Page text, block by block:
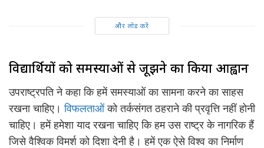
और लोड करें
विद्यार्थियों को समस्याओं से जूझने का किया आह्वान
उपराष्ट्रपति ने कहा कि हमें समस्याओं का सामना करने का साहस
रखना चाहिए।विफलताओंको तर्कसंगत ठहराने की प्रवृत्ति नहीं होनी
चाहिए। हमें हमेशा याद रखना चाहिए कि हम उस राष्ट्र के नागरिक हैं
जिसे वैश्विक विमर्श को दिशा देनी है। हमें एक ऐसे विश्व का निर्माण